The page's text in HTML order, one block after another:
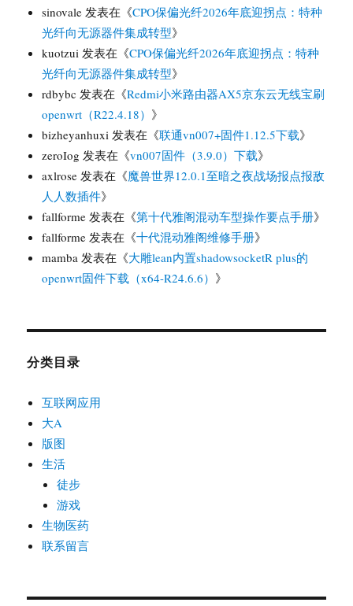
sinovale 发表在《CPO保偏光纤2026年底迎拐点：特种
光纤向无源器件集成转型》
kuotzui 发表在《CPO保偏光纤2026年底迎拐点：特种
光纤向无源器件集成转型》
rdbybc 发表在《Redmi小米路由器AX5京东云无线宝刷
openwrt（R22.4.18） 》
bizheyanhuxi 发表在《联通vn007+固件1.12.5下载》
zeroIog 发表在《vn007固件（3.9.0）下载》
axlrose 发表在《魔兽世界12.0.1至暗之夜战场报点报敌
人人数插件》
fallforme 发表在《第十代雅阁混动车型操作要点手册》
fallforme 发表在《十代混动雅阁维修手册》
mamba 发表在《大雕lean内置shadowsocketR plus的
openwrt固件下载（x64-R24.6.6） 》
分类目录
互联网应用
大A
版图
生活
徒步
游戏
生物医药
联系留言